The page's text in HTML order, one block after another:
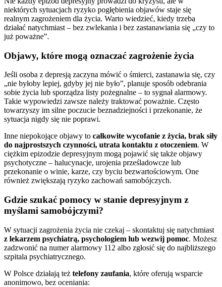
niektórych sytuacjach ryzyko pogłębienia objawów staje się
realnym zagrożeniem dla życia. Warto wiedzieć, kiedy trzeba
działać natychmiast – bez zwlekania i bez zastanawiania się „czy to
już poważne”.
Objawy, które mogą oznaczać zagrożenie życia
Jeśli osoba z depresją zaczyna mówić o śmierci, zastanawia się, czy
„nie byłoby lepiej, gdyby jej nie było”, planuje sposób odebrania
sobie życia lub sporządza listy pożegnalne – to sygnał alarmowy.
Takie wypowiedzi zawsze należy traktować poważnie. Często
towarzyszy im silne poczucie beznadziejności i przekonanie, że
sytuacja nigdy się nie poprawi.
Inne niepokojące objawy to całkowite wycofanie z życia, brak siły
do najprostszych czynności, utrata kontaktu z otoczeniem. W
ciężkim epizodzie depresyjnym mogą pojawić się także objawy
psychotyczne – halucynacje, urojenia prześladowcze lub
przekonanie o winie, karze, czy byciu bezwartościowym. One
również zwiększają ryzyko zachowań samobójczych.
Gdzie szukać pomocy w stanie depresyjnym z
myślami samobójczymi?
W sytuacji zagrożenia życia nie czekaj – skontaktuj się natychmiast
z lekarzem psychiatrą, psychologiem lub wezwij pomoc. Możesz
zadzwonić na numer alarmowy 112 albo zgłosić się do najbliższego
szpitala psychiatrycznego.
W Polsce działają też telefony zaufania, które oferują wsparcie
anonimowo, bez oceniania: